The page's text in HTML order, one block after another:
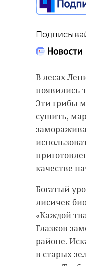
В лесах
появились
Эти грибы
сушить,
качестве
Богатый
лисичек
«Каждой
Глазков
районе.
в старых